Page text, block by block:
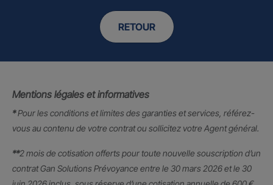
RETOUR
Mentions légales et informatives
*Pour les conditions et limites des garanties et services, référez-
vous au contenu de votre contrat ou sollicitez votre Agent général.
**2 mois de cotisation offerts pour toute nouvelle souscription d’un
contrat Gan Solutions Prévoyance entre le 30 mars 2026 et le 30